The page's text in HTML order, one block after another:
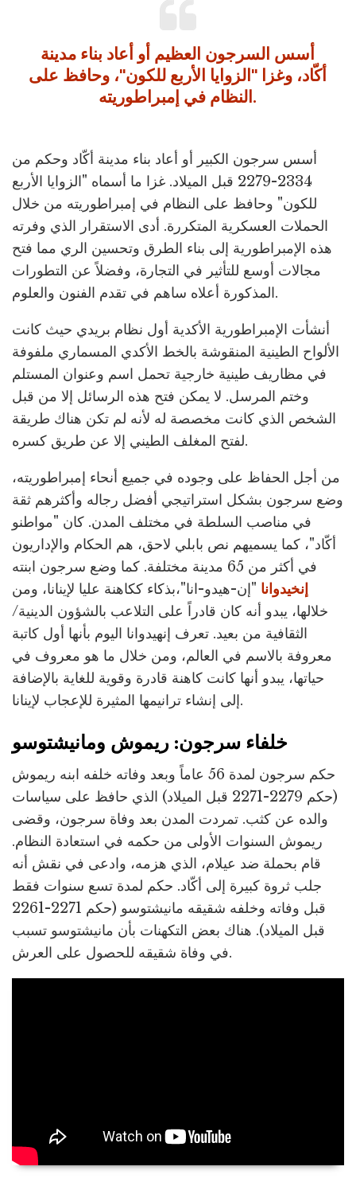
أسس السرجون العظيم أو أعاد بناء مدينة
أكّاد، وغزا "الزوايا الأربع للكون"، وحافظ على
النظام في إمبراطوريته.
أسس سرجون الكبير أو أعاد بناء مدينة أكّاد وحكم من
2334-2279 قبل الميلاد. غزا ما أسماه "الزوايا الأربع
للكون" وحافظ على النظام في إمبراطوريته من خلال
الحملات العسكرية المتكررة. أدى الاستقرار الذي وفرته
هذه الإمبراطورية إلى بناء الطرق وتحسين الري مما فتح
مجالات أوسع للتأثير في التجارة، وفضلاً عن التطورات
المذكورة أعلاه ساهم في تقدم الفنون والعلوم.
أنشأت الإمبراطورية الأكدية أول نظام بريدي حيث كانت
الألواح الطينية المنقوشة بالخط الأكدي المسماري ملفوفة
في مظاريف طينية خارجية تحمل اسم وعنوان المستلم
وختم المرسل. لا يمكن فتح هذه الرسائل إلا من قبل
الشخص الذي كانت مخصصة له لأنه لم تكن هناك طريقة
لفتح المغلف الطيني إلا عن طريق كسره.
من أجل الحفاظ على وجوده في جميع أنحاء إمبراطوريته،
وضع سرجون بشكل استراتيجي أفضل رجاله وأكثرهم ثقة
في مناصب السلطة في مختلف المدن. كان "مواطنو
أكّاد"، كما يسميهم نص بابلي لاحق، هم الحكام والإداريون
في أكثر من 65 مدينة مختلفة. كما وضع سرجون ابنته
إنخيدوانا "إن-هيدو-انا"،بذكاء ككاهنة عليا لإينانا، ومن
خلالها، يبدو أنه كان قادراً على التلاعب بالشؤون الدينية/
الثقافية من بعيد. تعرف إنهيدوانا اليوم بأنها أول كاتبة
معروفة بالاسم في العالم، ومن خلال ما هو معروف في
حياتها، يبدو أنها كانت كاهنة قادرة وقوية للغاية بالإضافة
إلى إنشاء ترانيمها المثيرة للإعجاب لإينانا.
خلفاء سرجون: ريموش ومانيشتوسو
حكم سرجون لمدة 56 عاماً وبعد وفاته خلفه ابنه ريموش
(حكم 2279-2271 قبل الميلاد) الذي حافظ على سياسات
والده عن كثب. تمردت المدن بعد وفاة سرجون، وقضى
ريموش السنوات الأولى من حكمه في استعادة النظام.
قام بحملة ضد عيلام، الذي هزمه، وادعى في نقش أنه
جلب ثروة كبيرة إلى أكّاد. حكم لمدة تسع سنوات فقط
قبل وفاته وخلفه شقيقه مانيشتوسو (حكم 2271-2261
قبل الميلاد). هناك بعض التكهنات بأن مانيشتوسو تسبب
في وفاة شقيقه للحصول على العرش.